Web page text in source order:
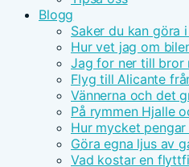
Blogg
Saker du kan göra
Hur vet jag om
Jag for ner till bror
Flyg till Alicante
Vännerna och det
På rymmen Hjalle
Hur mycket
Göra egna ljus av
Vad kostar en